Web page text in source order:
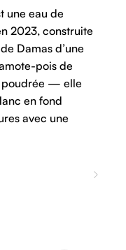
une eau de
2023, construite
Damas d’une
pois de
poudrée — elle
en fond
avec une